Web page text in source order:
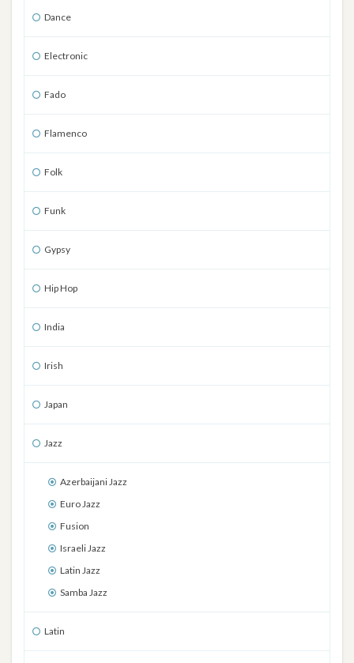
Dance
Electronic
Fado
Flamenco
Folk
Funk
Gypsy
Hip Hop
India
Irish
Japan
Jazz
Azerbaijani Jazz
Euro Jazz
Fusion
Israeli Jazz
Latin Jazz
Samba Jazz
Latin